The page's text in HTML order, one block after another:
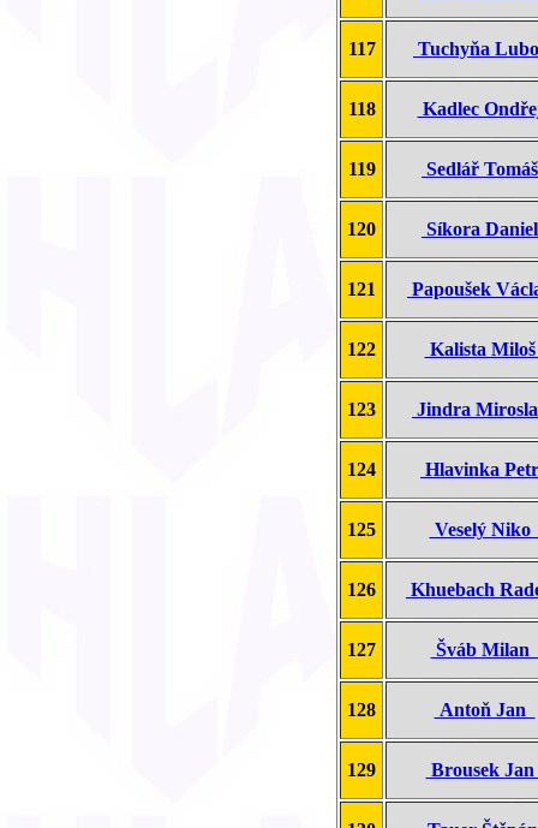
117 Tuchyňa
118 Kadlec
119 Sedlář
120 Síkora
121 Papoušek
122 Kalista
123 Jindra
124 Hlavinka
125 Veselý
126 Khuebach
127 Šváb Milan
128 Antoň Jan
129 Brousek